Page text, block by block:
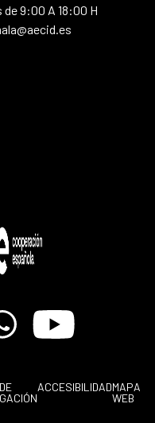
de 9:00 A 18:00 H
Youtube
ACCESIBILIDADMAPA
WEB